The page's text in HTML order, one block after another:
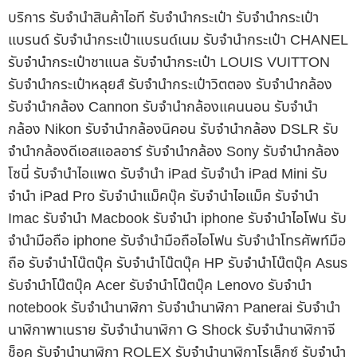
บริการ รับจำนำสินค้าไอที รับจำนำกระเป๋า รับจำนำกระเป๋า
แบรนด์ รับจำนำกระเป๋าแบรนด์เนม รับจำนำกระเป๋า CHANEL
รับจำนำกระเป๋าชาแนล รับจำนำกระเป๋า LOUIS VUITTON
รับจำนำกระเป๋าหลุยส์ รับจำนำกระเป๋าวิตตอง รับจำนำกล้อง
รับจำนำกล้อง Cannon รับจำนำกล้องแคนนอน รับจำนำ
กล้อง Nikon รับจำนำกล้องนิคอน รับจำนำกล้อง DSLR รับ
จำนำกล้องดีเอสแอลอาร์ รับจำนำกล้อง Sony รับจำนำกล้อง
โซนี่ รับจำนำไอแพด รับจำนำ iPad รับจำนำ iPad Mini รับ
จำนำ iPad Pro รับจำนำแม็คบุ๊ค รับจำนำไอแม็ค รับจำนำ
Imac รับจำนำ Macbook รับจำนำ iphone รับจำนำไอโฟน รับ
จำนำมือถือ iphone รับจำนำมือถือไอโฟน รับจำนำโทรศัพท์มือ
ถือ รับจำนำโน๊ตบุ๊ค รับจำนำโน๊ตบุ๊ค HP รับจำนำโน๊ตบุ๊ค Asus
รับจำนำโน๊ตบุ๊ค Acer รับจำนำโน๊ตบุ๊ค Lenovo รับจำนำ
notebook รับจำนำนาฬิกา รับจำนำนาฬิกา Panerai รับจำนำ
นาฬิกาพาเนราย รับจำนำนาฬิกา G Shock รับจำนำนาฬิกาจี
ช็อค รับจำนำนาฬิกา ROLEX รับจำนำนาฬิกาโรเล็กซ์ รับจำนำ